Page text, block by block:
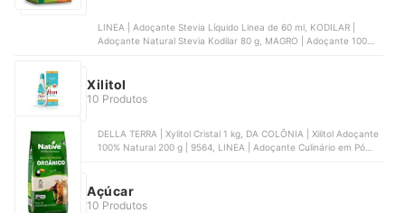
LINEA | Adoçante Stevia Líquido Linea de 60 ml, KODILAR |
Adoçante Natural Stevia Kodilar 80 g, MAGRO | Adoçante 100%
Xilitol
10 Produtos
DELLA TERRA | Xylitol Cristal 1 kg, DA COLÔNIA | Xilitol Adoçante
100% Natural 200 g | 9564, LINEA | Adoçante Culinário em Pó
Açúcar
10 Produtos